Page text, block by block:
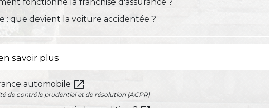
: que devient la voiture accidentée ?
savoir plus
automobile open_in_new
de contrôle prudentiel et de résolution (ACPR)